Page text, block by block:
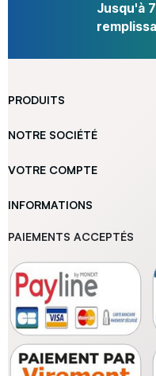
Jusqu'à
PRODUITS
NOTRE SOCIÉTÉ
VOTRE COMPTE
INFORMATIONS
PAIEMENTS ACCEPTÉS